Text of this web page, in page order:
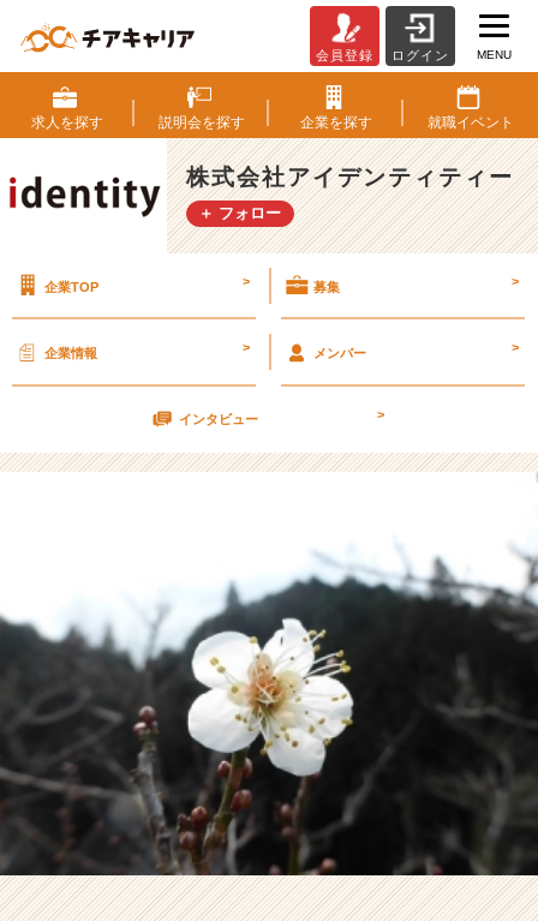
も
実
力
の
う
ち
社
デ
ン
ィ
イ
ム
ラ
イ
ン】
|
ン
チ
ャ
ー・
会員登録 ログイン MENU
求人を探す 説明会を探す 企業を探す 就職イベント
株式会社アイデンティティー
＋ フォロー
企業TOP > 募集 >
企業情報 > メンバー >
インタビュー >